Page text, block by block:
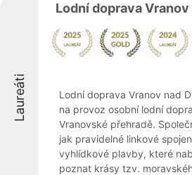
Laureáti
Lodní doprava
Lodní doprava Vranov nad
na provoz osobní lodní
Vranovské přehradě.
jak pravidelné linkové
vyhlídkové plavby, které
poznat krásy tzv.